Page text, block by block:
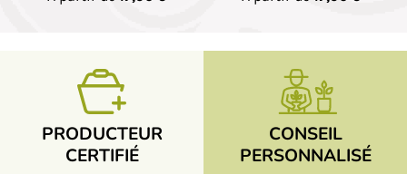
PRODUCTEUR
CERTIFIÉ
CONSEIL
PERSONNALISÉ